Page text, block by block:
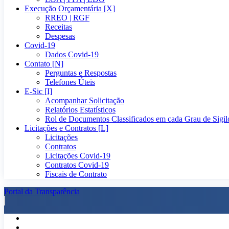
Execução Orçamentária [X]
RREO | RGF
Receitas
Despesas
Covid-19
Dados Covid-19
Contato [N]
Perguntas e Respostas
Telefones Úteis
E-Sic [I]
Acompanhar Solicitação
Relatórios Estatísticos
Rol de Documentos Classificados em cada Grau de
Licitações e Contratos [L]
Licitações
Contratos
Licitações Covid-19
Contratos Covid-19
Fiscais de Contrato
Portal da Transparência